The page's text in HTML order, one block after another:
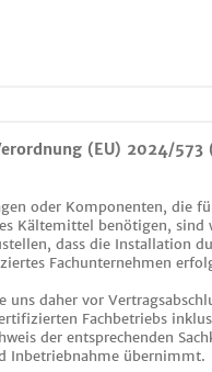
(EU) 2024/573
oder Komponenten, die
Kältemittel benötigen, sind
dass die Installation
Fachunternehmen
uns daher vor
Fachbetriebs
der entsprechenden
Inbetriebnahme übernimmt.